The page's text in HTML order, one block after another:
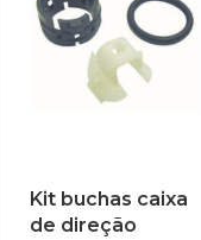
Kit buchas caixa
de direção